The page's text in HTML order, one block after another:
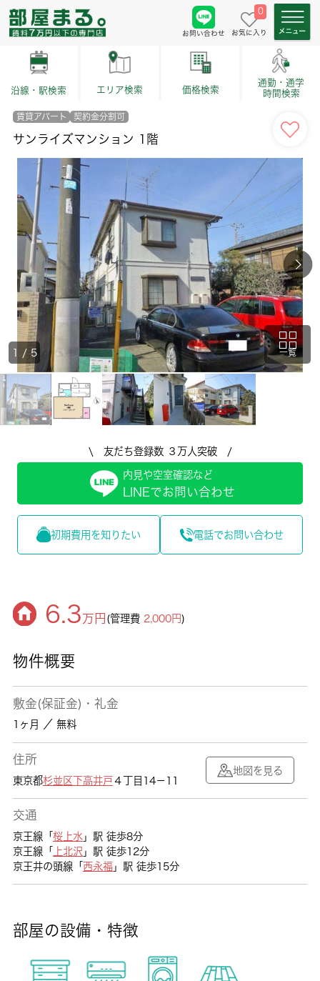
お問い合わせ
0
お気に入り
沿線・駅検索 エリア検索 価格検索
通勤・通学
時間検索
賃貸アパート 契約金分割可
サンライズマンション 1階
一覧
1 / 5
\ 友だち登録数 ３万人突破 /
内見や空室確認など
LINEでお問い合わせ
初期費用を知りたい 電話でお問い合わせ
6.3万円 (管理費 2,000円)
物件概要
敷金(保証金)・礼金
1ヶ月 ／ 無料
住所
東京都杉並区下高井戸４丁目14－11
地図を見る
交通
京王線「 桜上水 」駅 徒歩8分
京王線「
上北沢 」駅 徒歩12分
京王井の頭線「 西永福」駅 徒歩15分
部屋の設備・特徴